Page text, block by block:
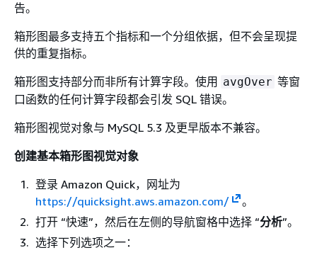
告。
箱形图最多支持五个指标和一个分组依据，但不会呈现提
供的重复指标。
箱形图支持部分而非所有计算字段。使用 avgOver 等窗
口函数的任何计算字段都会引发 SQL 错误。
箱形图视觉对象与 MySQL 5.3 及更早版本不兼容。
创建基本箱形图视觉对象
登录 Amazon Quick，网址为
https://quicksight.aws.amazon.com/
。
打开 “快速”，然后在左侧的导航窗格中选择 “分析”。
选择下列选项之一：